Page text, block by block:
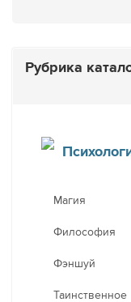
Рубрика
Магия
Философия
Фэншуй
Таинственное